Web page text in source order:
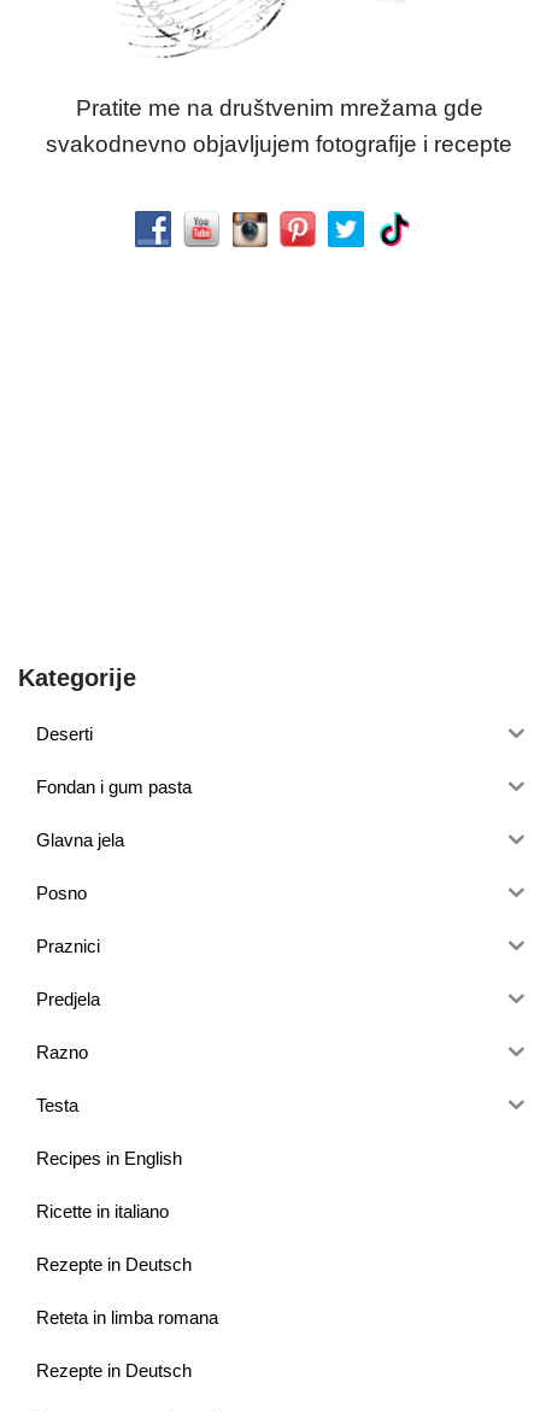
Pratite me na društvenim mrežama gde
svakodnevno objavljujem fotografije i recepte
Kategorije
Deserti
Fondan i gum pasta
Glavna jela
Posno
Praznici
Predjela
Razno
Testa
Recipes in English
Ricette in italiano
Rezepte in Deutsch
Reteta in limba romana
Rezepte in Deutsch